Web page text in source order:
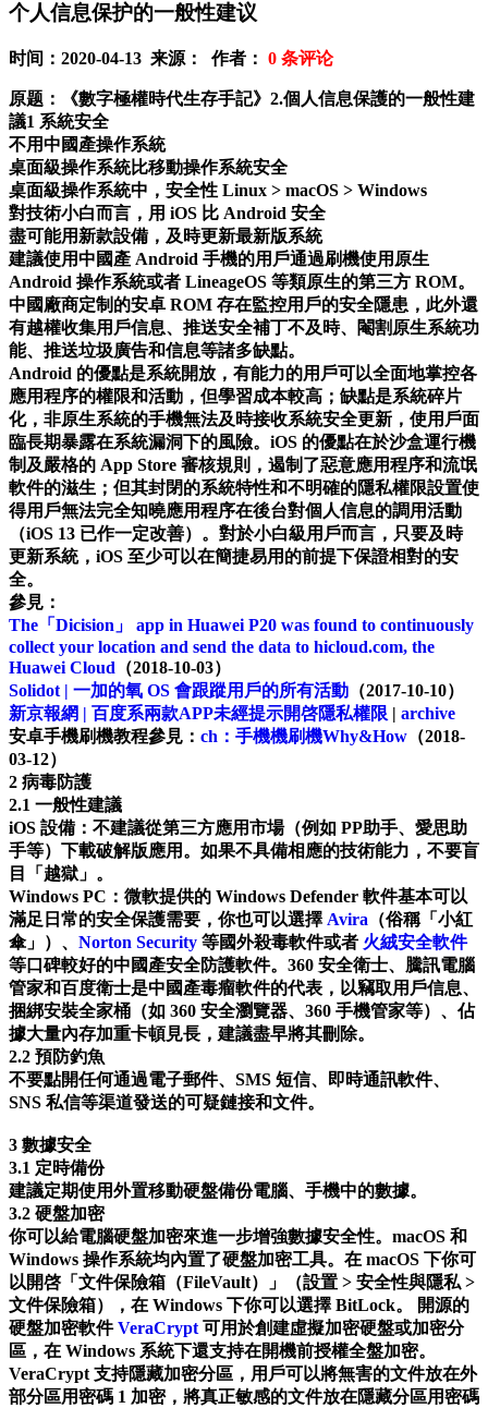
个人信息保护的一般性建议
时间：2020-04-13 来源： 作者： 0 条评论
原题：《數字極權時代生存手記》2.個人信息保護的一般性建
議1 系統安全
不用中國產操作系統
桌面級操作系統比移動操作系統安全
桌面級操作系統中，安全性 Linux > macOS > Windows
對技術小白而言，用 iOS 比 Android 安全
盡可能用新款設備，及時更新最新版系統
建議使用中國產 Android 手機的用戶通過刷機使用原生
Android 操作系統或者 LineageOS 等類原生的第三方 ROM。
中國廠商定制的安卓 ROM 存在監控用戶的安全隱患，此外還
有越權收集用戶信息、推送安全補丁不及時、閹割原生系統功
能、推送垃圾廣告和信息等諸多缺點。
Android 的優點是系統開放，有能力的用戶可以全面地掌控各
應用程序的權限和活動，但學習成本較高；缺點是系統碎片
化，非原生系統的手機無法及時接收系統安全更新，使用戶面
臨長期暴露在系統漏洞下的風險。iOS 的優點在於沙盒運行機
制及嚴格的 App Store 審核規則，遏制了惡意應用程序和流氓
軟件的滋生；但其封閉的系統特性和不明確的隱私權限設置使
得用戶無法完全知曉應用程序在後台對個人信息的調用活動
（iOS 13 已作一定改善）。對於小白級用戶而言，只要及時
更新系統，iOS 至少可以在簡捷易用的前提下保證相對的安
全。
參見：
The「Dicision」 app in Huawei P20 was found to continuously
collect your location and send the data to hicloud.com, the
Huawei Cloud （2018-10-03）
Solidot | 一加的氧 OS 會跟蹤用戶的所有活動 （2017-10-10）
新京報網 | 百度系兩款APP未經提示開啓隱私權限 | archive
安卓手機刷機教程參見： ch：手機機刷機Why&How （2018-
03-12）
2 病毒防護
2.1 一般性建議
iOS 設備：不建議從第三方應用市場（例如 PP助手、愛思助
手等）下載破解版應用。如果不具備相應的技術能力，不要盲
目「越獄」。
Windows PC：微軟提供的 Windows Defender 軟件基本可以
滿足日常的安全保護需要，你也可以選擇 Avira （俗稱「小紅
傘」）、 Norton Security 等國外殺毒軟件或者 火絨安全軟件
等口碑較好的中國產安全防護軟件。360 安全衛士、騰訊電腦
管家和百度衛士是中國產毒瘤軟件的代表，以竊取用戶信息、
捆綁安裝全家桶（如 360 安全瀏覽器、360 手機管家等）、佔
據大量內存加重卡頓見長，建議盡早將其刪除。
2.2 預防釣魚
不要點開任何通過電子郵件、SMS 短信、即時通訊軟件、
SNS 私信等渠道發送的可疑鏈接和文件。
3 數據安全
3.1 定時備份
建議定期使用外置移動硬盤備份電腦、手機中的數據。
3.2 硬盤加密
你可以給電腦硬盤加密來進一步增強數據安全性。macOS 和
Windows 操作系統均內置了硬盤加密工具。在 macOS 下你可
以開啓「文件保險箱（FileVault）」（設置 > 安全性與隱私 >
文件保險箱），在 Windows 下你可以選擇 BitLock。 開源的
硬盤加密軟件VeraCrypt 可用於創建虛擬加密硬盤或加密分
區，在 Windows 系統下還支持在開機前授權全盤加密。
VeraCrypt 支持隱藏加密分區，用戶可以將無害的文件放在外
部分區用密碼 1 加密，將真正敏感的文件放在隱藏分區用密碼